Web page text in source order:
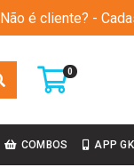
Não é cliente? -
0
COMBOS APP